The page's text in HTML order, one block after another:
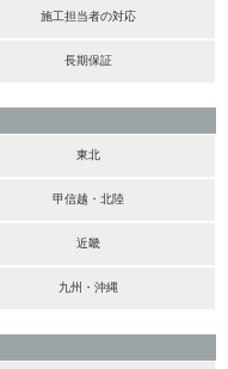
施工担当者の対応
長期保証
東北
甲信越・北陸
近畿
九州・沖縄